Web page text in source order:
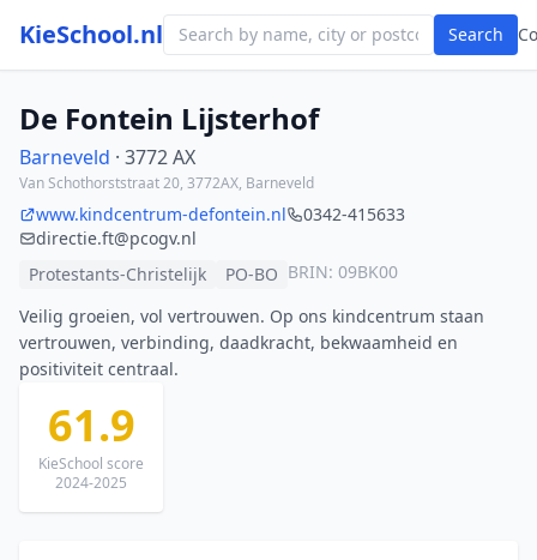
KieSchool.nl Search
De Fontein Lijsterhof
Barneveld · 3772 AX
Van Schothorststraat 20, 3772AX, Barneveld
www.kindcentrum-defontein.nl
0342-415633
directie.ft@pcogv.nl
Protestants-Christelijk
PO-BO BRIN: 09BK00
Veilig groeien, vol vertrouwen. Op ons kindcentrum staan
vertrouwen, verbinding, daadkracht, bekwaamheid en
positiviteit centraal.
61.9
KieSchool score
2024-2025